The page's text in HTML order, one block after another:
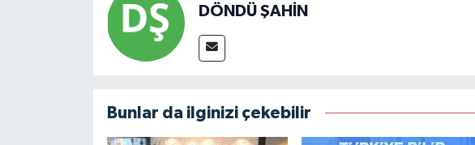
DÖNDÜ ŞAHİN
Bunlar da ilginizi çekebilir